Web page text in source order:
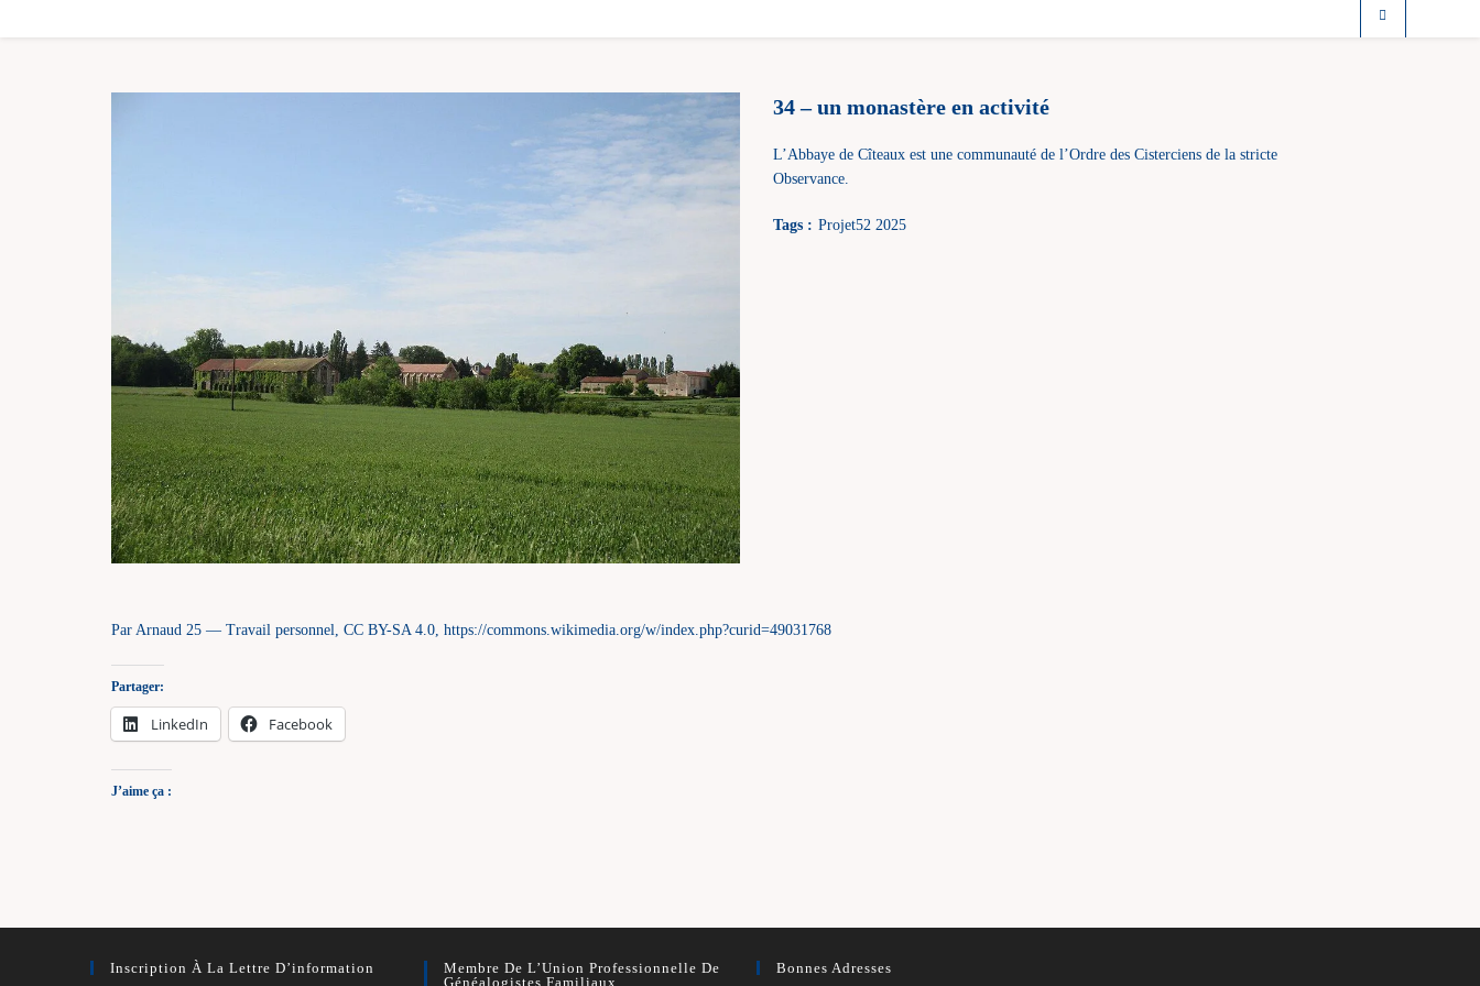
34 – un monastère en activité
L’Abbaye de Cîteaux est une communauté de l’Ordre des Cisterciens de la stricte
Observance.
Tags : Projet52 2025
Par Arnaud 25 — Travail personnel, CC BY-SA 4.0, https://commons.wikimedia.org/w/index.php?curid=49031768
Partager:
LinkedIn Facebook
J’aime ça :
Inscription À La Lettre D’information
Membre De L’Union Professionnelle De
Généalogistes Familiaux
Bonnes Adresses